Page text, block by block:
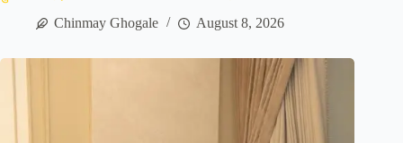
Chinmay Ghogale
August 8, 2026